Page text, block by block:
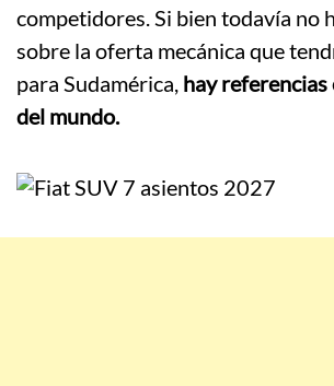
competidores. Si bien todavía no
sobre la oferta mecánica que
para Sudamérica, hay
del mundo.